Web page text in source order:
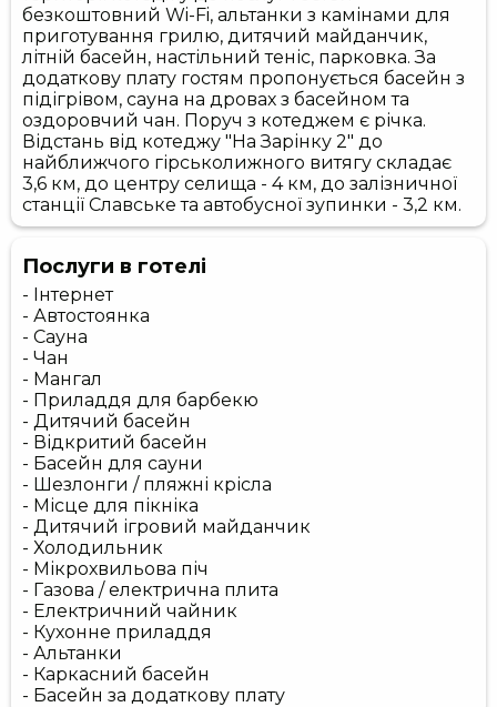
безкоштовний Wi-Fi, альтанки з камінами для
приготування грилю, дитячий майданчик,
літній басейн, настільний теніс, парковка. За
додаткову плату гостям пропонується басейн з
підігрівом, сауна на дровах з басейном та
оздоровчий чан. Поруч з котеджем є річка.
Відстань від котеджу "На Зарінку 2" до
найближчого гірськолижного витягу складає
3,6 км, до центру селища - 4 км, до залізничної
станції Славське та автобусної зупинки - 3,2 км.
Послуги в готелі
- Інтернет
- Автостоянка
- Сауна
- Чан
- Мангал
- Приладдя для барбекю
- Дитячий басейн
- Відкритий басейн
- Басейн для сауни
- Шезлонги / пляжні крісла
- Місце для пікніка
- Дитячий ігровий майданчик
- Холодильник
- Мікрохвильова піч
- Газова / електрична плита
- Електричний чайник
- Кухонне приладдя
- Альтанки
- Каркасний басейн
- Басейн за додаткову плату